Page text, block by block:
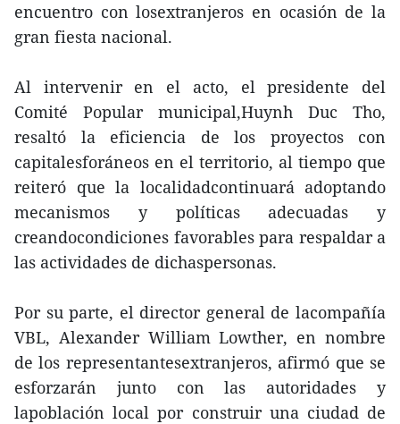
encuentro con losextranjeros en ocasión de la
gran fiesta nacional.
Al intervenir en el acto, el presidente del
Comité Popular municipal,Huynh Duc Tho,
resaltó la eficiencia de los proyectos con
capitalesforáneos en el territorio, al tiempo que
reiteró que la localidadcontinuará adoptando
mecanismos y políticas adecuadas y
creandocondiciones favorables para respaldar a
las actividades de dichaspersonas.
Por su parte, el director general de lacompañía
VBL, Alexander William Lowther, en nombre
de los representantesextranjeros, afirmó que se
esforzarán junto con las autoridades y
lapoblación local por construir una ciudad de